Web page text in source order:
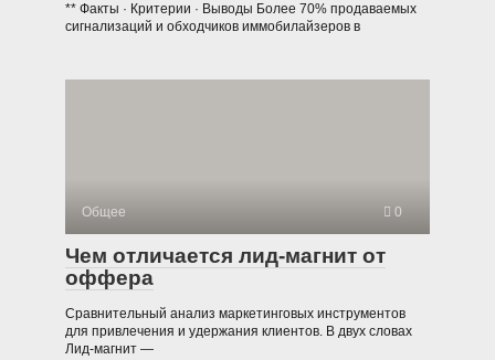
** Факты · Критерии · Выводы Более 70% продаваемых
сигнализаций и обходчиков иммобилайзеров в
Общее 0
Чем отличается лид-магнит от
оффера
Сравнительный анализ маркетинговых инструментов
для привлечения и удержания клиентов. В двух словах
Лид-магнит —